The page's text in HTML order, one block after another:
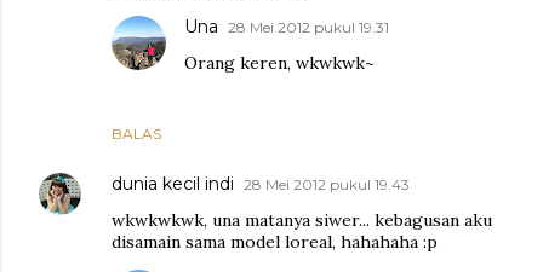
BALAS
Una 28 Mei 2012 pukul 19.31
Orang keren, wkwkwk~
dunia kecil indi 28 Mei 2012 pukul 19.43
wkwkwkwk, una matanya siwer... kebagusan aku
disamain sama model loreal, hahahaha :p